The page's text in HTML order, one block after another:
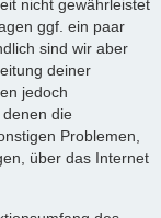
nicht gewährleistet
ggf. ein paar
sind wir aber
deiner
jedoch
die
Problemen,
über das Internet